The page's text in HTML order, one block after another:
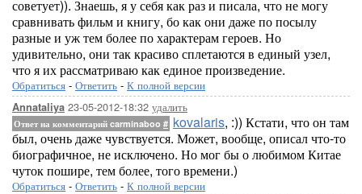
советует)). Знаешь, я у себя как раз и писала, что не могу
сравнивать фильм и книгу, бо как они даже по посылу
разные и уж тем более по характерам героев. Но
удивительно, они так красиво сплетаются в единый узел,
что я их рассматриваю как единое произведение.
Обратиться - Ответить - К полной версии
Annataliya 23-05-2012-18:32 удалить
Ответ на комментарий carminaboo # kovalaris, :)) Кстати, что он там
был, очень даже чувствуется. Может, вообще, описал что-то
биографичное, не исключено. Но мог бы о любимом Китае
чуток пошире, тем более, того времени.)
Обратиться - Ответить - К полной версии